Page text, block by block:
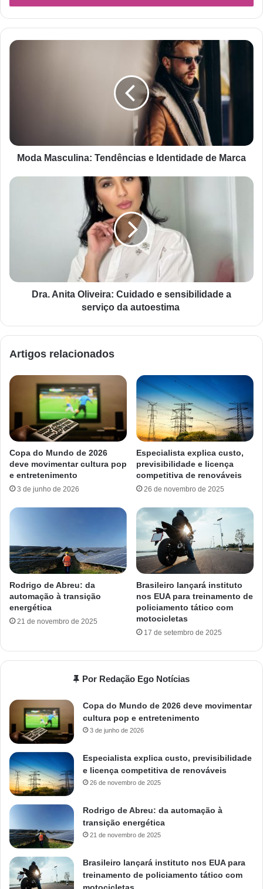
Moda Masculina: Tendências e Identidade de Marca
Dra. Anita Oliveira: Cuidado e sensibilidade a
serviço da autoestima
Artigos relacionados
Copa do Mundo de 2026
deve movimentar cultura pop
e entretenimento
3 de junho de 2026
Especialista explica custo,
previsibilidade e licença
competitiva de renováveis
26 de novembro de 2025
Rodrigo de Abreu: da
automação à transição
energética
21 de novembro de 2025
Brasileiro lançará instituto
nos EUA para treinamento de
policiamento tático com
motocicletas
17 de setembro de 2025
Por Redação Ego Notícias
Copa do Mundo de 2026 deve movimentar
cultura pop e entretenimento
3 de junho de 2026
Especialista explica custo, previsibilidade
e licença competitiva de renováveis
26 de novembro de 2025
Rodrigo de Abreu: da automação à
transição energética
21 de novembro de 2025
Brasileiro lançará instituto nos EUA para
treinamento de policiamento tático com